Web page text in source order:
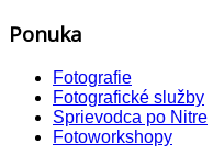
Ponuka
Fotografie
Fotografické služby
Sprievodca po Nitre
Fotoworkshopy